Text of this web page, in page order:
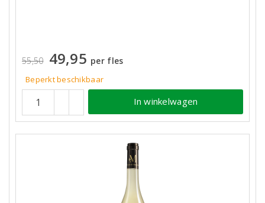
55,50 49,95 per fles
Beperkt beschikbaar
In winkelwagen